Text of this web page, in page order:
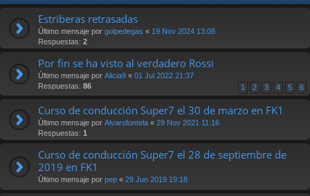
Estriberas retrasadas
Último mensaje por golpedegas « 19 Nov 2024 13:08
Respuestas: 2
Por fin se ha visto al verdadero Rossi
Último mensaje por Alicia9 « 01 Jul 2022 21:37
Respuestas: 86 1 2 3 4 5 6
Curso de conducción Super7 el 30 de marzo en FK1
Último mensaje por Alvarofontela « 29 Nov 2021 11:16
Respuestas: 1
Curso de conducción Super7 el 28 de septiembre de
2019 en FK1
Último mensaje por pep « 29 Jun 2019 19:18